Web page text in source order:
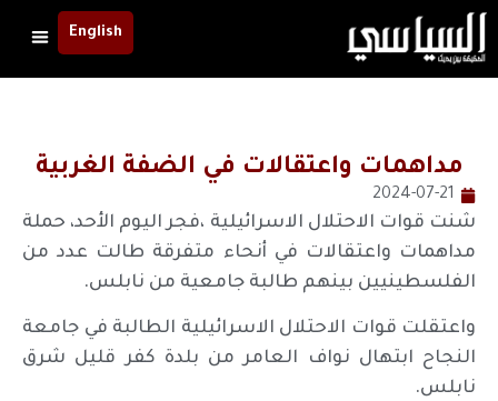
English
مداهمات واعتقالات في الضفة الغربية
2024-07-21
شنت قوات الاحتلال الاسرائيلية ،فجر اليوم الأحد، حملة
مداهمات واعتقالات في أنحاء متفرقة طالت عدد من
الفلسطينيين بينهم طالبة جامعية من نابلس.
واعتقلت قوات الاحتلال الاسرائيلية الطالبة في جامعة
النجاح ابتهال نواف العامر من بلدة كفر قليل شرق
نابلس.